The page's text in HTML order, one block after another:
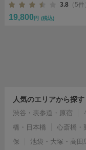
3.8 （5件
19,800 円 (税込)
人気のエリアから探す
渋谷・表参道・原宿
橋・日本橋
心斎橋・
保
池袋・大塚・高田